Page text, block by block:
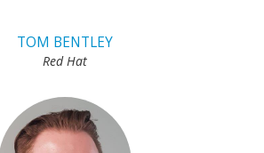
TOM BENTLEY
Red Hat